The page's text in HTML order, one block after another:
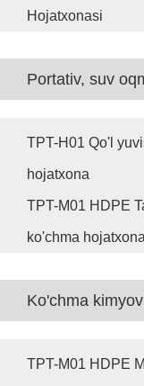
Hojatxonasi
Portativ, suv
TPT-H01 Qo'l
hojatxona
TPT-M01 HDPE
ko'chma hojatxona
Ko'chma
TPT-M01 HDPE